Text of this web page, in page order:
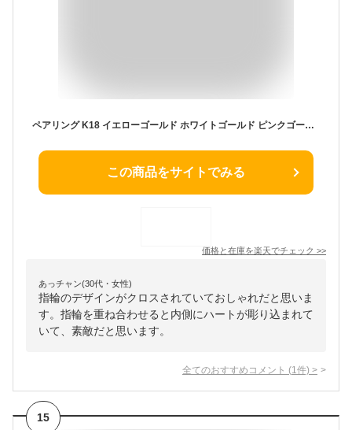
ペアリング K18 イエローゴールド ホワイトゴールド ピンクゴールド ダイヤモンド 2本セット 天然ダイヤ 品質保証書 金属アレルギー 日本製 おしゃれ ジュエリー プレゼント ギフト クリスマス 卒業式 入学式 卒園式 入園式 お祝い
この商品をサイトでみる
価格と在庫を楽天でチェック >>
あっチャン(30代・女性)
指輪のデザインがクロスされていておしゃれだと思いま
す。指輪を重ね合わせると内側にハートが彫り込まれて
いて、素敵だと思います。
全てのおすすめコメント (1 件) >
15